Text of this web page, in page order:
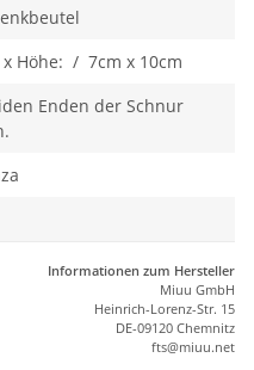
x Höhe: / 7cm x 10cm
Enden der Schnur
Informationen zum Hersteller
Miuu GmbH
Heinrich-Lorenz-Str. 15
DE-09120 Chemnitz
fts@miuu.net